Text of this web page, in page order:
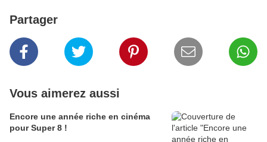
Partager
Vous aimerez aussi
Encore une année riche en cinéma
pour Super 8 !